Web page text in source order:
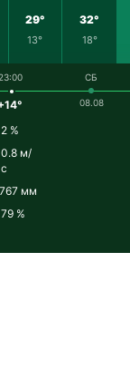
29°
13°
32°
18°
23:00
2 %
0.8 м/
с
767 мм
79 %
СБ
08.08